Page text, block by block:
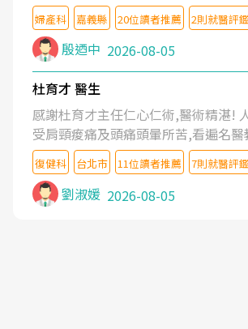
婦產科 嘉義縣 20位讀者推薦 2則就醫評
殷迺中 2026-08-05
杜育才 醫生
感謝杜育才主任仁心仁術,醫術精湛!
受肩頸痠痛及頭痛頭暈所苦,看遍名
檢查,也嘗試過西醫打針,中醫針灸及物
沒有用,後來連吃到嗎啡類止痛藥都效
症狀,沒多久就痛起來,多年失眠嚴重影
台灣親友介紹忠孝醫院杜育才主任是
復健科 台北市 11位讀者推薦 7則就醫評
劉淑媛 2026-08-05